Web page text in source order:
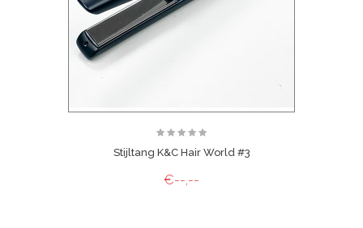
Stijltang K&C Hair World #3
€--,--